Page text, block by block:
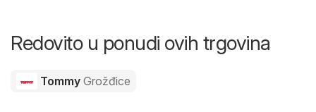
Redovito u ponudi ovih trgovina
Tommy Grožđice